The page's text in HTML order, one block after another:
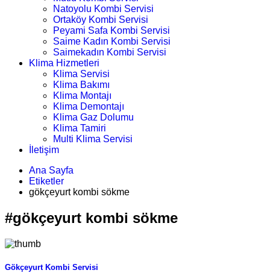
Natoyolu Kombi Servisi
Ortaköy Kombi Servisi
Peyami Safa Kombi Servisi
Saime Kadın Kombi Servisi
Saimekadın Kombi Servisi
Klima Hizmetleri
Klima Servisi
Klima Bakımı
Klima Montajı
Klima Demontajı
Klima Gaz Dolumu
Klima Tamiri
Multi Klima Servisi
İletişim
Ana Sayfa
Etiketler
gökçeyurt kombi sökme
#gökçeyurt kombi sökme
Gökçeyurt Kombi Servisi